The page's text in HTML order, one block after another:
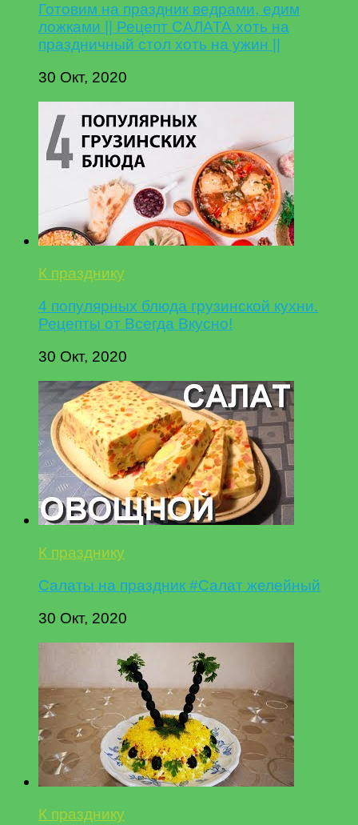
Готовим на праздник ведрами, едим
ложками || Рецепт САЛАТА хоть на
праздничный стол хоть на ужин ||
30 Окт, 2020
К празднику
4 популярных блюда грузинской кухни.
Рецепты от Всегда Вкусно!
30 Окт, 2020
К празднику
Салаты на праздник #Салат желейный
30 Окт, 2020
К празднику